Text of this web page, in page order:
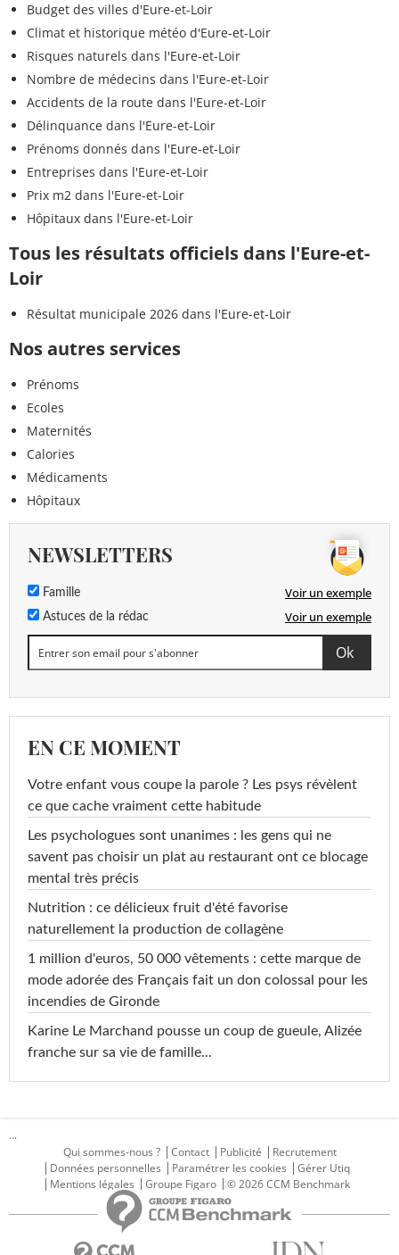
Budget des villes d'Eure-et-Loir
Climat et historique météo d'Eure-et-Loir
Risques naturels dans l'Eure-et-Loir
Nombre de médecins dans l'Eure-et-Loir
Accidents de la route dans l'Eure-et-Loir
Délinquance dans l'Eure-et-Loir
Prénoms donnés dans l'Eure-et-Loir
Entreprises dans l'Eure-et-Loir
Prix m2 dans l'Eure-et-Loir
Hôpitaux dans l'Eure-et-Loir
Tous les résultats officiels dans l'Eure-et-
Loir
Résultat municipale 2026 dans l'Eure-et-Loir
Nos autres services
Prénoms
Ecoles
Maternités
Calories
Médicaments
Hôpitaux
NEWSLETTERS
Famille Voir un exemple
Astuces de la rédac Voir un exemple
EN CE MOMENT
Votre enfant vous coupe la parole ? Les psys révèlent
ce que cache vraiment cette habitude
Les psychologues sont unanimes : les gens qui ne
savent pas choisir un plat au restaurant ont ce blocage
mental très précis
Nutrition : ce délicieux fruit d'été favorise
naturellement la production de collagène
1 million d'euros, 50 000 vêtements : cette marque de
mode adorée des Français fait un don colossal pour les
incendies de Gironde
Karine Le Marchand pousse un coup de gueule, Alizée
franche sur sa vie de famille...
...
Qui sommes-nous ?
Contact Publicité
Recrutement
Données personnelles
Paramétrer les cookies
Gérer Utiq
Mentions légales
Groupe Figaro © 2026 CCM Benchmark